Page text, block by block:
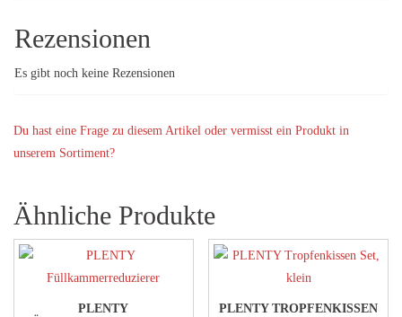
Rezensionen
Es gibt noch keine Rezensionen
Du hast eine Frage zu diesem Artikel oder vermisst ein Produkt in
unserem Sortiment?
Ähnliche Produkte
PLENTY
PLENTY TROPFENKISSEN